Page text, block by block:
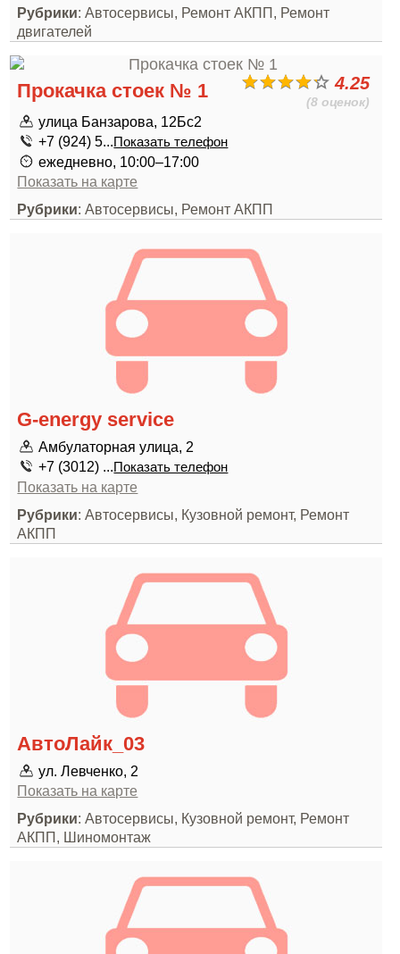
Рубрики: Автосервисы, Ремонт АКПП, Ремонт
двигателей
4.25
(8 оценок)
Прокачка стоек № 1
улица Банзарова, 12Бс2
+7 (924) 5...Показать телефон
ежедневно, 10:00–17:00
Показать на карте
Рубрики: Автосервисы, Ремонт АКПП
G-energy service
Амбулаторная улица, 2
+7 (3012) ...Показать телефон
Показать на карте
Рубрики: Автосервисы, Кузовной ремонт, Ремонт
АКПП
АвтоЛайк_03
ул. Левченко, 2
Показать на карте
Рубрики: Автосервисы, Кузовной ремонт, Ремонт
АКПП, Шиномонтаж